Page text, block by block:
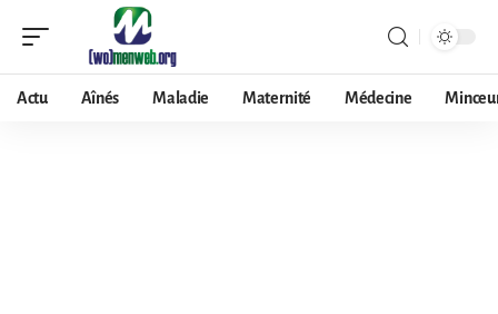
Actu Aînés Maladie Maternité Médecine